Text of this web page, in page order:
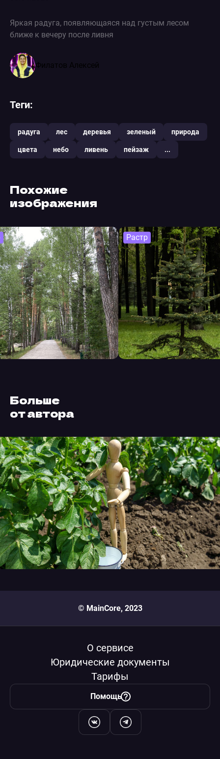
Яркая радуга, появляющаяся над густым лесом
ближе к вечеру после ливня
Филатов Алексей
Теги:
радуга лес деревья зеленый природа
цвета небо ливень пейзаж ...
Похожие
изображения
Растр
Больше
от автора
© MainCore, 2023
О сервисе
Юридические документы
Тарифы
Помощь